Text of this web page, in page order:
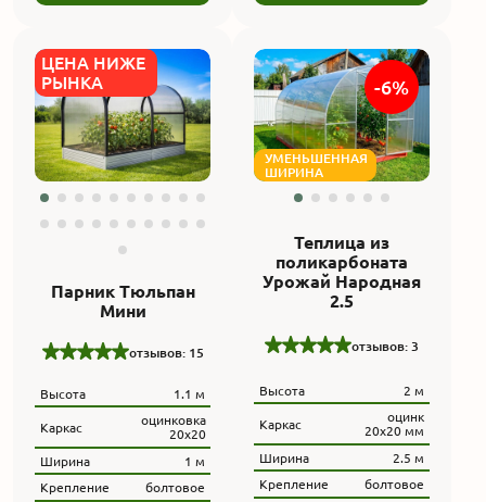
ЦЕНА НИЖЕ
РЫНКА
Парник Тюльпан
Мини
отзывов: 15
Высота 1.1 м
Каркас
оцинковка
20х20
Ширина
1 м
Крепление
болтовое
УМЕНЬШЕННАЯ
ШИРИНА
-6%
Теплица из
поликарбоната
Урожай Народная
2.5
отзывов: 3
Высота 2 м
Каркас
оцинк
20х20 мм
Ширина
2.5 м
Крепление
болтовое